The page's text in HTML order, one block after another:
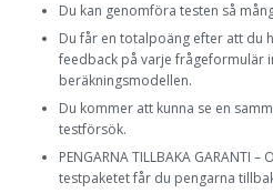
Du kan genomföra testen så
Du får en totalpoäng efter att du
feedback på varje frågeformulär
beräkningsmodellen.
Du kommer att kunna se en
testförsök.
PENGARNA TILLBAKA GARANTI
testpaketet får du pengarna